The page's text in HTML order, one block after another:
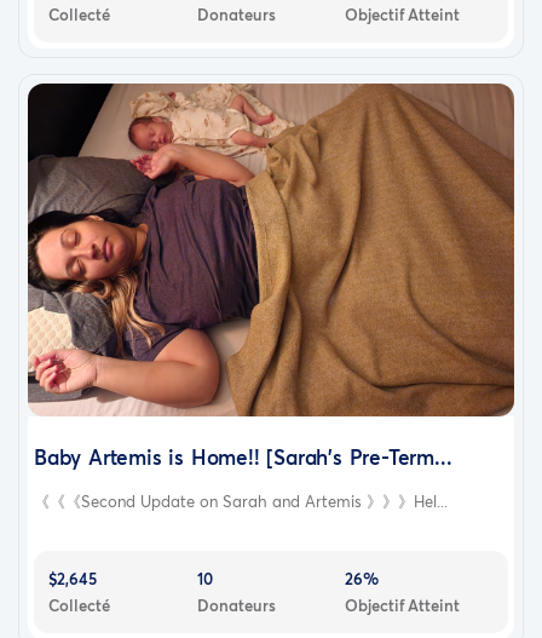
Collecté
Donateurs
Objectif Atteint
Baby Artemis is Home!! [Sarah's Pre-Term...
《《《Second Update on Sarah and Artemis 》》》Hel...
$2,645
Collecté
10
Donateurs
26%
Objectif Atteint